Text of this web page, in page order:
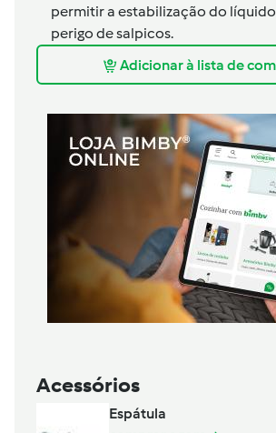
permitir a estabilização do
perigo de salpicos.
Adicionar à lista de
Acessórios
Espátula